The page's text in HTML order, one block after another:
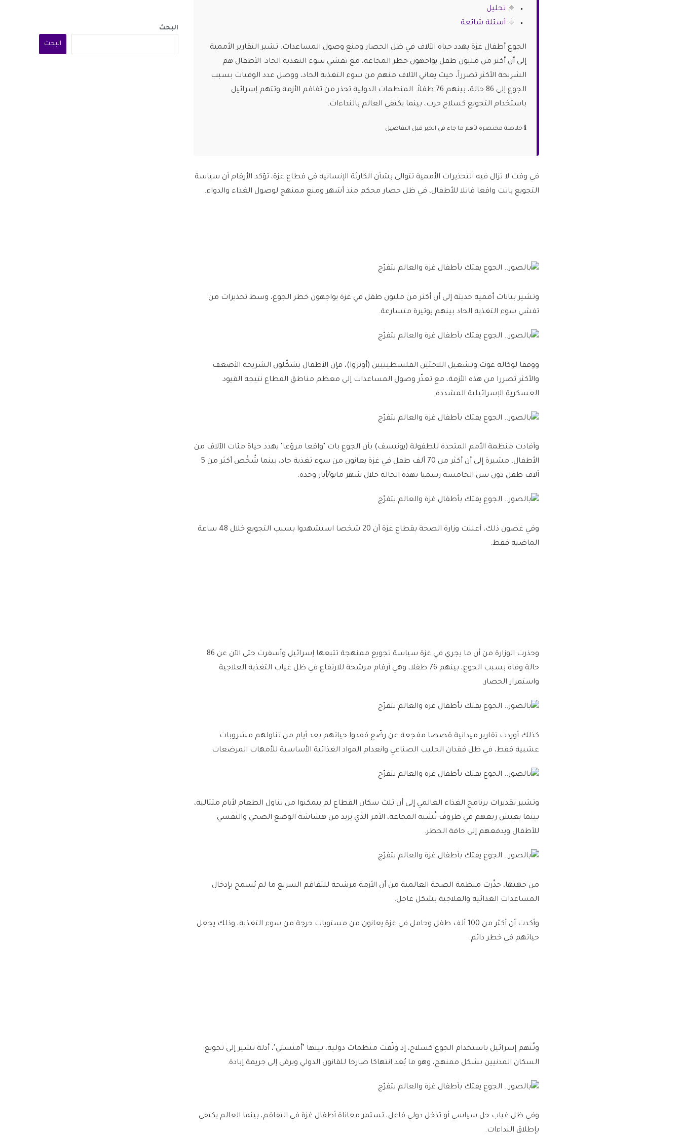
🔹 تحليل
🔹 أسئلة شائعة
الجوع أطفال غزة يهدد حياة الآلاف في ظل الحصار ومنع وصول المساعدات. تشير التقارير الأممية
إلى أن أكثر من مليون طفل يواجهون خطر المجاعة، مع تفشي سوء التغذية الحاد. الأطفال هم
الشريحة الأكثر تضرراً، حيث يعاني الآلاف منهم من سوء التغذية الحاد، ووصل عدد الوفيات بسبب
الجوع إلى 86 حالة، بينهم 76 طفلاً. المنظمات الدولية تحذر من تفاقم الأزمة وتتهم إسرائيل
باستخدام التجويع كسلاح حرب، بينما يكتفي العالم بالنداءات.
ℹ️ خلاصة مختصرة لأهم ما جاء في الخبر قبل التفاصيل
في وقت لا تزال فيه التحذيرات الأممية تتوالى بشأن الكارثة الإنسانية في قطاع غزة، تؤكد الأرقام أن سياسة
التجويع باتت واقعا قاتلا للأطفال، في ظل حصار محكم منذ أشهر ومنع ممنهج لوصول الغذاء والدواء.
وتشير بيانات أممية حديثة إلى أن أكثر من مليون طفل في غزة يواجهون خطر الجوع، وسط تحذيرات من
تفشي سوء التغذية الحاد بينهم بوتيرة متسارعة.
ووفقا لوكالة غوث وتشغيل اللاجئين الفلسطينيين (أونروا)، فإن الأطفال يشكّلون الشريحة الأضعف
والأكثر تضررا من هذه الأزمة، مع تعذّر وصول المساعدات إلى معظم مناطق القطاع نتيجة القيود
العسكرية الإسرائيلية المشددة.
وأفادت منظمة الأمم المتحدة للطفولة (يونيسف) بأن الجوع بات "واقعا مروّعا" يهدد حياة مئات الآلاف من
الأطفال، مشيرة إلى أن أكثر من 70 ألف طفل في غزة يعانون من سوء تغذية حاد، بينما شُخّص أكثر من 5
آلاف طفل دون سن الخامسة رسميا بهذه الحالة خلال شهر مايو/أيار وحده.
وفي غضون ذلك، أعلنت وزارة الصحة بقطاع غزة أن 20 شخصا استشهدوا بسبب التجويع خلال 48 ساعة
الماضية فقط.
وحذرت الوزارة من أن ما يجري في غزة سياسة تجويع ممنهجة تتبعها إسرائيل وأسفرت حتى الآن عن 86
حالة وفاة بسبب الجوع، بينهم 76 طفلا، وهي أرقام مرشحة للارتفاع في ظل غياب التغذية العلاجية
واستمرار الحصار.
كذلك أوردت تقارير ميدانية قصصا مفجعة عن رضّع فقدوا حياتهم بعد أيام من تناولهم مشروبات
عشبية فقط، في ظل فقدان الحليب الصناعي وانعدام المواد الغذائية الأساسية للأمهات المرضعات.
وتشير تقديرات برنامج الغذاء العالمي إلى أن ثلث سكان القطاع لم يتمكنوا من تناول الطعام لأيام متتالية،
بينما يعيش ربعهم في ظروف تُشبه المجاعة، الأمر الذي يزيد من هشاشة الوضع الصحي والنفسي
للأطفال ويدفعهم إلى حافة الخطر.
من جهتها، حذّرت منظمة الصحة العالمية من أن الأزمة مرشحة للتفاقم السريع ما لم يُسمح بإدخال
المساعدات الغذائية والعلاجية بشكل عاجل.
وأكدت أن أكثر من 100 ألف طفل وحامل في غزة يعانون من مستويات حرجة من سوء التغذية، وذلك يجعل
حياتهم في خطر دائم.
وتُتهم إسرائيل باستخدام الجوع كسلاح، إذ وثّقت منظمات دولية، بينها "أمنستي"، أدلة تشير إلى تجويع
السكان المدنيين بشكل ممنهج، وهو ما يُعد انتهاكا صارخا للقانون الدولي ويرقى إلى جريمة إبادة.
وفي ظل غياب حل سياسي أو تدخل دولي فاعل، تستمر معاناة أطفال غزة في التفاقم، بينما العالم يكتفي
بإطلاق النداءات.
البحث
البحث